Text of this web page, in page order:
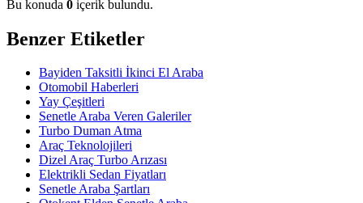
Bu konuda 0 içerik bulundu.
Benzer Etiketler
Bayiden Taksitli İkinci El Araba
Otomobil Haberleri
Yay Çeşitleri
Senetle Araba Veren Galeriler
Turbo Duman Atma
Araç Teknolojileri
Dizel Araç Turbo Arızası
Elektrikli Sedan Fiyatları
Senetle Araba Şartları